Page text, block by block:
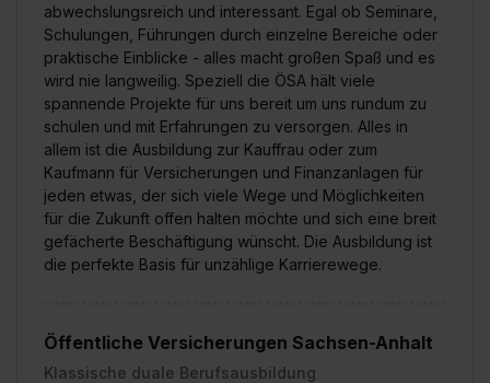
abwechslungsreich und interessant. Egal ob Seminare,
Schulungen, Führungen durch einzelne Bereiche oder
praktische Einblicke - alles macht großen Spaß und es
wird nie langweilig. Speziell die ÖSA hält viele
spannende Projekte für uns bereit um uns rundum zu
schulen und mit Erfahrungen zu versorgen. Alles in
allem ist die Ausbildung zur Kauffrau oder zum
Kaufmann für Versicherungen und Finanzanlagen für
jeden etwas, der sich viele Wege und Möglichkeiten
für die Zukunft offen halten möchte und sich eine breit
gefächerte Beschäftigung wünscht. Die Ausbildung ist
die perfekte Basis für unzählige Karrierewege.
Öffentliche Versicherungen Sachsen-Anhalt
Klassische duale Berufsausbildung